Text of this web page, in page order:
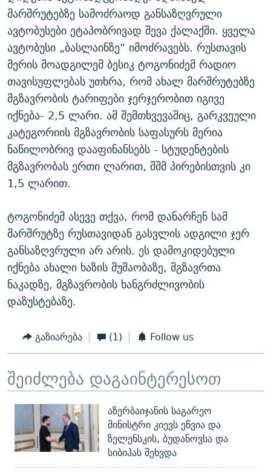
მარშრუტებზე სამოძრაოდ განსაზღვრული
ავტობუსები ეტაპობრივად შევა ქალაქში. ყველა
ავტობუსი „ბასლაინზე“ იმოძრავებს. რუსთავის
მერის მოადგილემ ბესიკ ტოგონიძემ რადიო
თავისუფლებას უთხრა, რომ ახალ მარშრუტებზე
მგზავრობის ტარიფები ჯერჯერობით იგივე
იქნება- 2,5 ლარი. ამ შემთხვევაშიც, გარკვეული
კატეგორიის მგზავრობის საფასურს მერია
ნაწილობრივ დააფინანსებს - სტუდენტების
მგზავრობას ერთი ლარით, შშმ პირებისთვის კი
1,5 ლარით.
ტოგონიძემ ასევე თქვა, რომ დანარჩენ სამ
მარშრუტზე რუსთავიდან გასვლის ადგილი ჯერ
განსაზღვრული არ არის. ეს დამოკიდებული
იქნება ახალი ხაზის მუშაობაზე, მგზავრთა
ნაკადზე, მგზავრობის ხანგრძლივობის
დაზუსტებაზე.
გაზიარება (1) Follow us
შეიძლება დაგაინტერესოთ
აზერბაიჯანის საგარეო
მინისტრი კიევს ეწვია და
ზელენსკის, ბუდანოვსა და
სიბიჰას შეხვდა